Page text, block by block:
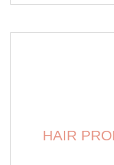
HAIR